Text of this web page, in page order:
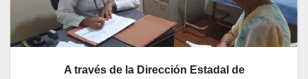
A través de la Dirección Estadal de